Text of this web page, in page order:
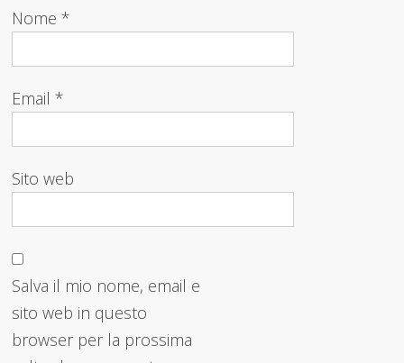
Nome*
Email*
Sito web
Salva il mio nome, email e
sito web in questo
browser per la prossima